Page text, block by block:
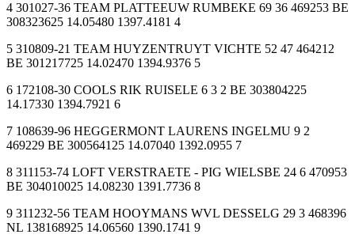
4 301027-36 TEAM PLATTEEUW RUMBEKE 69 36 469253 BE
308323625 14.05480 1397.4181 4
5 310809-21 TEAM HUYZENTRUYT VICHTE 52 47 464212
BE 301217725 14.02470 1394.9376 5
6 172108-30 COOLS RIK RUISELE 6 3 2 BE 303804225
14.17330 1394.7921 6
7 108639-96 HEGGERMONT LAURENS INGELMU 9 2
469229 BE 300564125 14.07040 1392.0955 7
8 311153-74 LOFT VERSTRAETE - PIG WIELSBE 24 6 470953
BE 304010025 14.08230 1391.7736 8
9 311232-56 TEAM HOOYMANS WVL DESSELG 29 3 468396
NL 138168925 14.06560 1390.1741 9